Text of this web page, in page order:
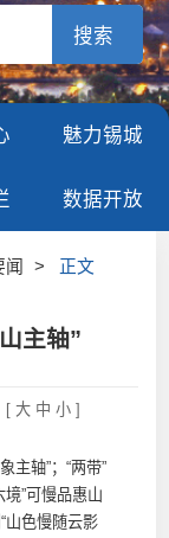
魅力锡城
数据开放
闻 > 正文
主轴”
[ 大 中 小]
轴”；“两带”
”可慢品惠山
山色慢随云影